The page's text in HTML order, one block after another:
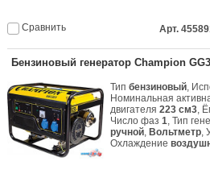
Сравнить Арт.
Бензиновый генератор Champion
Типбензиновый,
Номинальная
двигателя223 см3,
Число фаз1, Тип
ручной, Вольтметр,
Охлаждение